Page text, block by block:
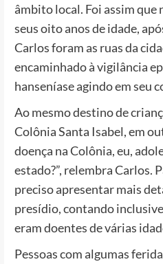
âmbito local. Foi assim que
seus oito anos de idade,
Carlos foram as ruas da
encaminhado à vigilância
hanseníase agindo em seu
Ao mesmo destino de
Colônia Santa Isabel, em
doença na Colônia, eu,
estado?”, relembra Carlos.
preciso apresentar mais
presídio, contando
eram doentes de várias
Pessoas com algumas